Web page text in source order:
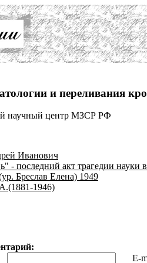
и переливания
научный центр МЗСР РФ
Иванович
- последний акт трагедии
Бреслав Елена) 1949
1946)
E-